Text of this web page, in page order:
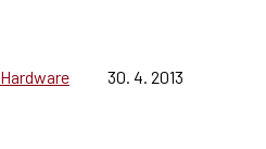
Hardware 30. 4. 2013